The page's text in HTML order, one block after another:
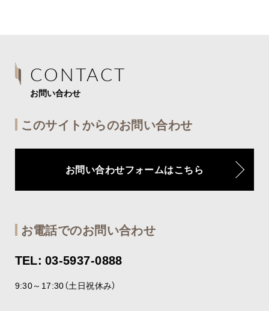
CONTACT
お問い合わせ
このサイトからのお問い合わせ
お問い合わせフォームはこちら
お電話でのお問い合わせ
TEL: 03-5937-0888
9:30～17:30（土日祝休み）